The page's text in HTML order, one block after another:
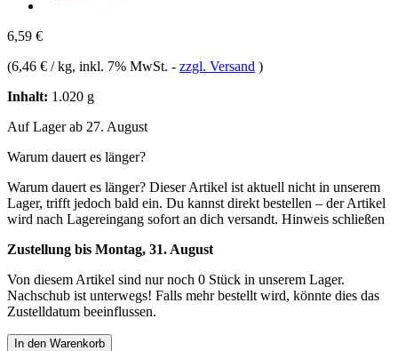
6,59 €
(6,46 € / kg, inkl. 7% MwSt. - zzgl. Versand )
Inhalt: 1.020 g
Auf Lager ab 27. August
Warum dauert es länger?
Warum dauert es länger? Dieser Artikel ist aktuell nicht in unserem
Lager, trifft jedoch bald ein. Du kannst direkt bestellen – der Artikel
wird nach Lagereingang sofort an dich versandt. Hinweis schließen
Zustellung bis Montag, 31. August
Von diesem Artikel sind nur noch 0 Stück in unserem Lager.
Nachschub ist unterwegs! Falls mehr bestellt wird, könnte dies das
Zustelldatum beeinflussen.
In den Warenkorb